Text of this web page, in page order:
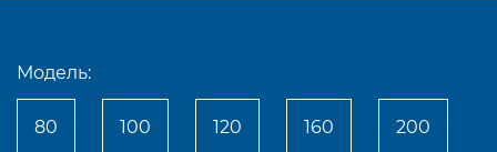
Модель:
80 100 120 160 200